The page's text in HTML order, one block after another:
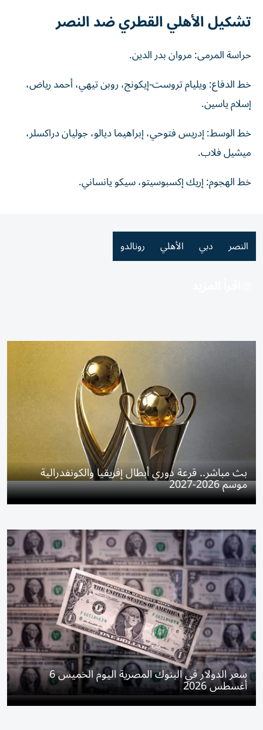
تشكيل الأهلي القطري ضد النصر
حراسة المرمى: مروان بدر الدين.
خط الدفاع: ويليام تروست-إيكونج، روبن تيهي، أحمد رياض،
إسلام ياسين.
خط الوسط: إدريس فتوحي، إبراهيما ديالو، جوليان دراكسلر،
ميشيل فلاب.
خط الهجوم: إريك إكسبوسيتو، سيكو يانساني.
النصر دبي الأهلي رونالدو
بث مباشر.. قرعة دوري أبطال إفريقيا والكونفدرالية
موسم 2026-2027
سعر الدولار في البنوك المصرية اليوم الخميس 6
أغسطس 2026